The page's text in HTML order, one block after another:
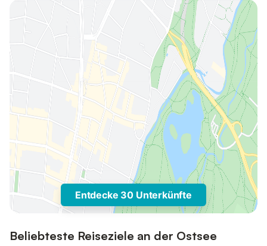
Entdecke 30 Unterkünfte
Beliebteste Reiseziele an der Ostsee